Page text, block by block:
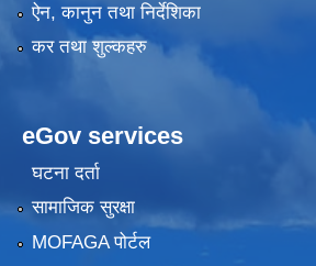
ऐन, कानुन तथा निर्देशिका
कर तथा शुल्कहरु
eGov services
घटना दर्ता
सामाजिक सुरक्षा
MOFAGA पोर्टल